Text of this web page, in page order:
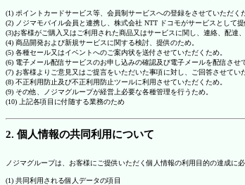
(1) ポイントカードサービス等、会員制サービスへの登録をさせていただく
(2) ノジマモバイル会員と連携し、株式会社 NTT ドコモがサービスとして
(3)お客様がご購入又はご利用された商品又はサービスに関し、連絡、配達
(4) 商品開発および新規サービスに関する検討、提供のため。
(5) 各種セール又はイベントへのご案内状を送付させていただくため。
(6) 電子メール配信サービスのお申し込みの確認及び電子メールを配信させ
(7) お客様よりご意見又はご提言をいただいた事項に対し、ご回答させてい
(8) 不正利用防止及び不正利用防止ツールに利用させていただくため。
(9) その他、ノジマグループが経営上必要な各種管理を行うため。
(10) 上記各項目に付随する業務のため
2. 個人情報の共同利用について
ノジマグループは、お客様にご提供いただく個人情報の利用目的の達成に
(1) 共同利用される個人データの項目